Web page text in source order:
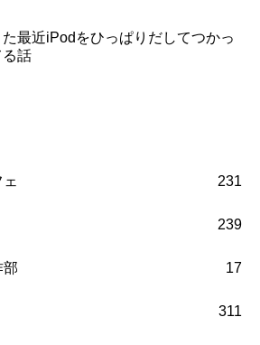
た最近iPodをひっぱりだしてつかっ
る話
231
239
部 17
311